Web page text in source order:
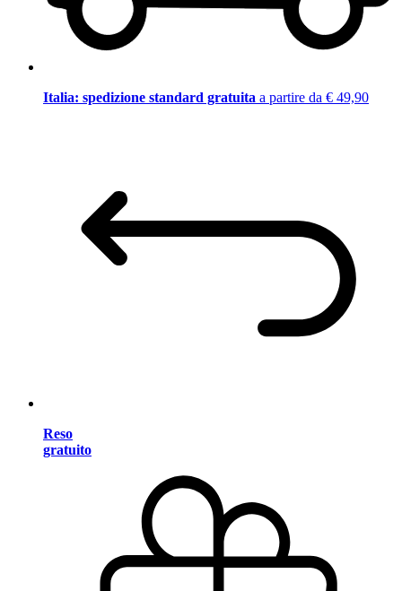
Italia: spedizione standard gratuita a partire da € 49,90
Reso
gratuito